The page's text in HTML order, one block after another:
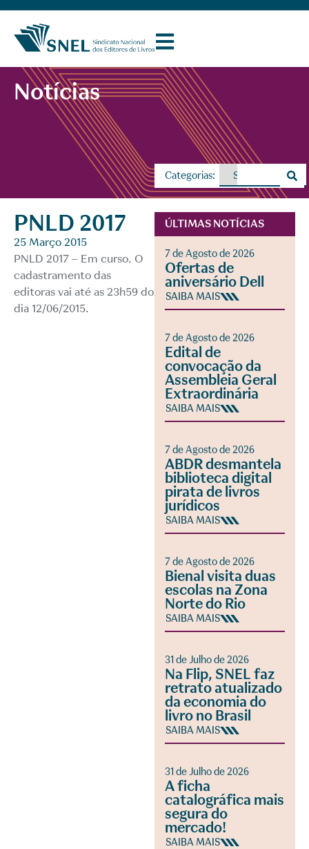
Notícias
Categorias:
PNLD 2017
25 Março 2015
PNLD 2017 – Em curso. O
cadastramento das
editoras vai até as 23h59 do
dia 12/06/2015.
ÚLTIMAS NOTÍCIAS
7 de Agosto de 2026
Ofertas de
aniversário Dell
SAIBA MAIS
7 de Agosto de 2026
Edital de
convocação da
Assembleia Geral
Extraordinária
SAIBA MAIS
7 de Agosto de 2026
ABDR desmantela
biblioteca digital
pirata de livros
jurídicos
SAIBA MAIS
7 de Agosto de 2026
Bienal visita duas
escolas na Zona
Norte do Rio
SAIBA MAIS
31 de Julho de 2026
Na Flip, SNEL faz
retrato atualizado
da economia do
livro no Brasil
SAIBA MAIS
31 de Julho de 2026
A ficha
catalográfica mais
segura do
mercado!
SAIBA MAIS